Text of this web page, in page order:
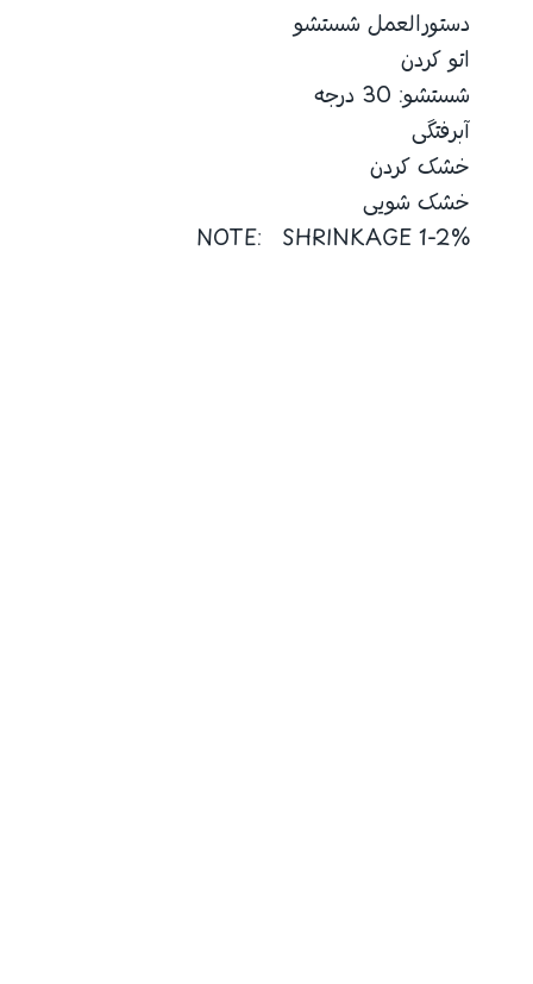
دستورالعمل شستشو
اتو کردن
شستشو: 30 درجه
آبرفتگی
خشک کردن
خشک شویی
NOTE: SHRINKAGE 1-2%